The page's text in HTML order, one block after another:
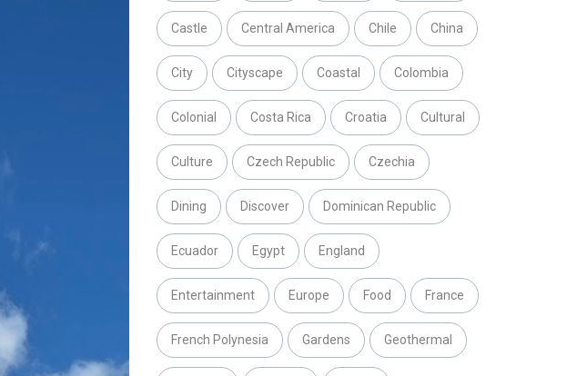
Castle Central America Chile China
City Cityscape Coastal Colombia
Colonial Costa Rica Croatia Cultural
Culture Czech Republic Czechia
Dining Discover Dominican Republic
Ecuador Egypt England
Entertainment Europe Food France
French Polynesia Gardens Geothermal